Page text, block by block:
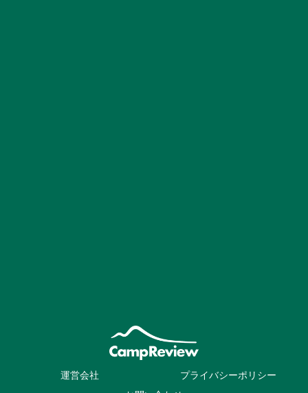
運営会社
プライバシーポリシー